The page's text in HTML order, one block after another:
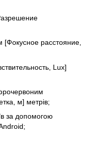
[Фокусное расстояние,
Lux]
м] метрів;
за допомогою